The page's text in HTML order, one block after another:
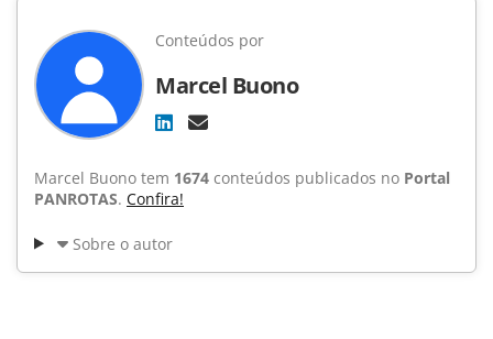
Conteúdos por
Marcel Buono
Marcel Buono tem 1674 conteúdos publicados no Portal
PANROTAS. Confira!
Sobre o autor